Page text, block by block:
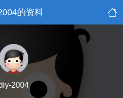
的资料
2004